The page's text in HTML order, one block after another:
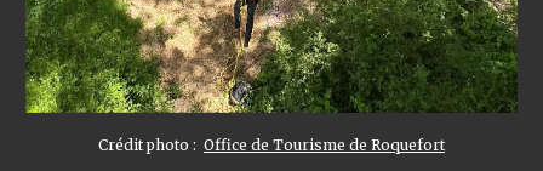
Crédit photo : Office de Tourisme de Roquefort